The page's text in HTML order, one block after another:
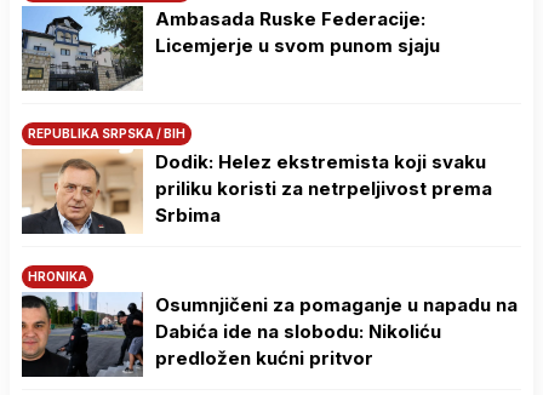
Ambasada Ruske Federacije:
Licemjerje u svom punom sjaju
REPUBLIKA SRPSKA / BIH
Dodik: Helez ekstremista koji svaku
priliku koristi za netrpeljivost prema
Srbima
HRONIKA
Osumnjičeni za pomaganje u napadu na
Dabića ide na slobodu: Nikoliću
predložen kućni pritvor